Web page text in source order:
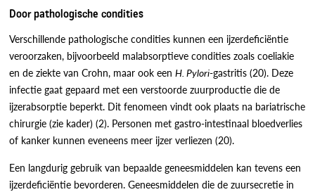
Door pathologische condities
Verschillende pathologische condities kunnen een ijzerdeficiëntie
veroorzaken, bijvoorbeeld malabsorptieve condities zoals coeliakie
en de ziekte van Crohn, maar ook een H. Pylori-gastritis (20). Deze
infectie gaat gepaard met een verstoorde zuurproductie die de
ijzerabsorptie beperkt. Dit fenomeen vindt ook plaats na bariatrische
chirurgie (zie kader) (2). Personen met gastro-intestinaal bloedverlies
of kanker kunnen eveneens meer ijzer verliezen (20).
Een langdurig gebruik van bepaalde geneesmiddelen kan tevens een
ijzerdeficiëntie bevorderen. Geneesmiddelen die de zuursecretie in